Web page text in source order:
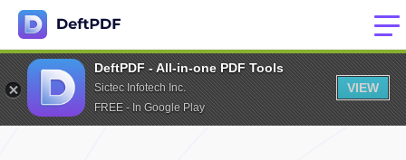
DeftPDF - All-in-one PDF Tools
Sictec Infotech Inc.
FREE - In Google Play
VIEW